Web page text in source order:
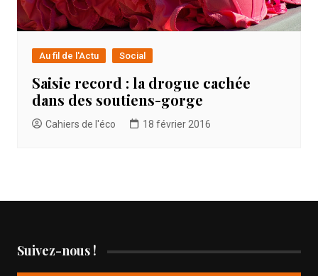
Au fil de l'Actu Social
Saisie record : la drogue cachée
dans des soutiens-gorge
Cahiers de l'éco 18 février 2016
Suivez-nous !